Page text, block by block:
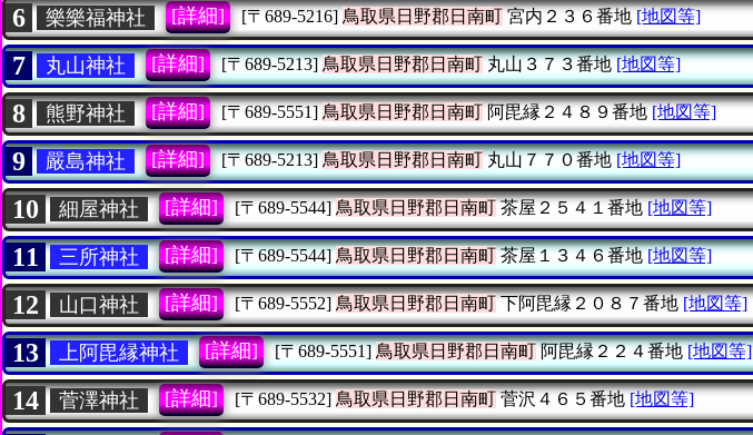
6 樂樂福神社 [詳細] [〒689-5216] 鳥取県日野郡日南町宮内２３６番地 [地図等]
7 丸山神社 [詳細] [〒689-5213] 鳥取県日野郡日南町丸山３７３番地 [地図等]
8 熊野神社 [詳細] [〒689-5551] 鳥取県日野郡日南町阿毘縁２４８９番地 [地図等]
9 嚴島神社 [詳細] [〒689-5213] 鳥取県日野郡日南町丸山７７０番地 [地図等]
10 細屋神社 [詳細] [〒689-5544] 鳥取県日野郡日南町茶屋２５４１番地 [地図等]
11 三所神社 [詳細] [〒689-5544] 鳥取県日野郡日南町茶屋１３４６番地 [地図等]
12 山口神社 [詳細] [〒689-5552] 鳥取県日野郡日南町下阿毘縁２０８７番地 [地図等]
13 上阿毘縁神社 [詳細] [〒689-5551] 鳥取県日野郡日南町阿毘縁２２４番地 [地図等]
14 菅澤神社 [詳細] [〒689-5532] 鳥取県日野郡日南町菅沢４６５番地 [地図等]